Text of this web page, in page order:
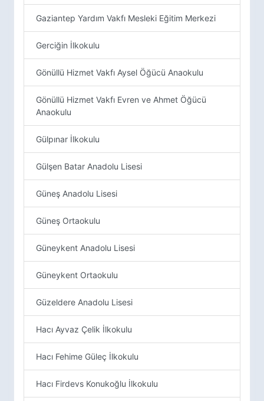
Gaziantep Yardım Vakfı Mesleki Eğitim Merkezi
Gerciğin İlkokulu
Gönüllü Hizmet Vakfı Aysel Öğücü Anaokulu
Gönüllü Hizmet Vakfı Evren ve Ahmet Öğücü
Anaokulu
Gülpınar İlkokulu
Gülşen Batar Anadolu Lisesi
Güneş Anadolu Lisesi
Güneş Ortaokulu
Güneykent Anadolu Lisesi
Güneykent Ortaokulu
Güzeldere Anadolu Lisesi
Hacı Ayvaz Çelik İlkokulu
Hacı Fehime Güleç İlkokulu
Hacı Firdevs Konukoğlu İlkokulu